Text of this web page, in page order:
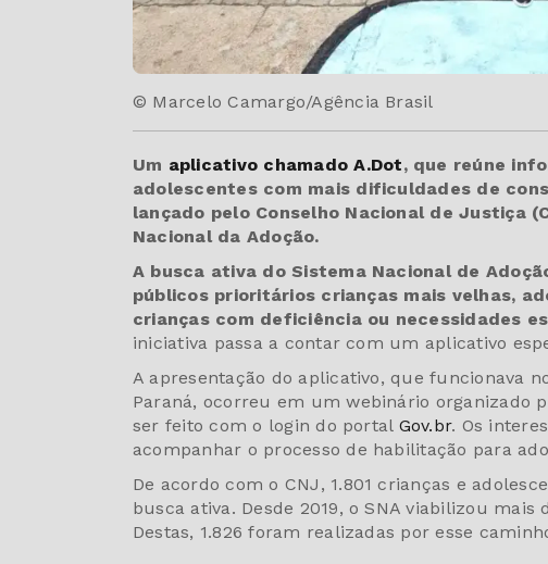
© Marcelo Camargo/Agência Brasil
Um aplicativo chamado A.Dot, que reúne
adolescentes com mais dificuldades de
lançado pelo Conselho Nacional de Justiça
Nacional da Adoção.
A busca ativa do Sistema Nacional de
públicos prioritários crianças mais velhas,
crianças com deficiência ou necessidades
iniciativa passa a contar com um aplicativo
A apresentação do aplicativo, que funcionava
Paraná, ocorreu em um webinário organizado
ser feito com o login do portal Gov.br. Os
acompanhar o processo de habilitação para
De acordo com o CNJ, 1.801 crianças e
busca ativa. Desde 2019, o SNA viabilizou
Destas, 1.826 foram realizadas por esse